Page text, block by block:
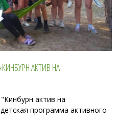
АКТИВ НА
актив на
программа активного